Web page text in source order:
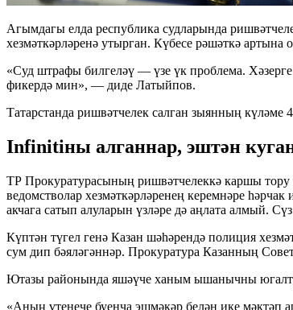
Агымдагы елда республика судларында
хезмәткәрләренә утырган. Күбесе рәшәткә артына
«Суд штрафы билгеләү — үзе үк проблема.
фикердә мин», — диде Латыйпов.
Татарстанда ришвәтчелек салган зыянның
Infinitiны алганнар, эштән
ТР Прокуратурасының ришвәтчелеккә каршы тору
ведомстволар хезмәткәрләренең керемнәре
акчага сатып алуларын үзләре дә аңлата алмый.
Күптән түгел генә Казан шәһәрендә полиция
сум дип бәяләгәннәр. Прокуратура Казанның
Ютазы районында яшәүче ханым ышанычны югалту
«Аның үтенече буенча эшмәкәр белән ике мәктәп